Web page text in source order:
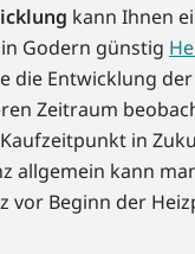
kann Ihnen
Godern günstig
die Entwicklung der
Zeitraum
in
allgemein kann
vor Beginn der